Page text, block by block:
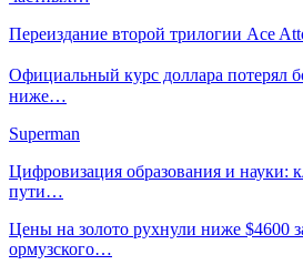
Переиздание второй трилогии Ace
Официальный курс доллара потерял
ниже…
Superman
Цифровизация образования и науки:
пути…
Цены на золото рухнули ниже $4600
ормузского…